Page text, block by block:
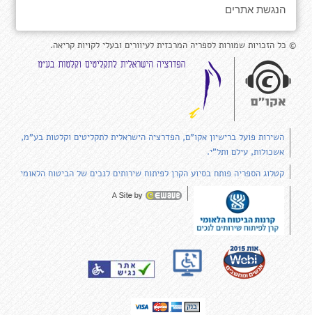
הנגשת אתרים
© כל הזכויות שמורות לספריה המרכזית לעיוורים ובעלי לקויות קריאה.
השירות פועל ברישיון אקו"ם, הפדרציה הישראלית לתקליטים וקלטות בע"מ,
אשכולות, עילם ותל"י.
קטלוג הספריה פותח בסיוע הקרן לפיתוח שירותים לנכים של הביטוח הלאומי